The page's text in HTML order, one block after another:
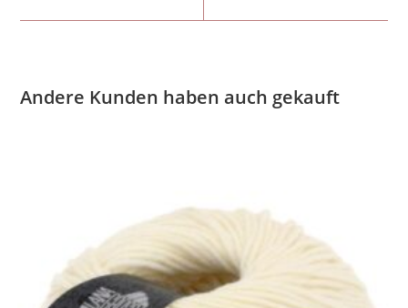
Andere Kunden haben auch gekauft